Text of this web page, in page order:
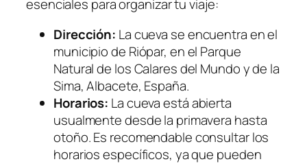
esenciales para organizar tu viaje:
Dirección: La cueva se encuentra en el
municipio de Riópar, en el Parque
Natural de los Calares del Mundo y de la
Sima, Albacete, España.
Horarios: La cueva está abierta
usualmente desde la primavera hasta
otoño. Es recomendable consultar los
horarios específicos, ya que pueden